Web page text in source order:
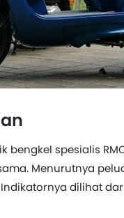
bengkel spesialis
Menurutnya
dilihat